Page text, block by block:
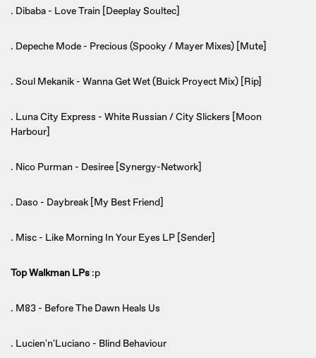
. Dibaba - Love Train [Deeplay Soultec]
. Depeche Mode - Precious (Spooky / Mayer Mixes) [Mute]
. Soul Mekanik - Wanna Get Wet (Buick Proyect Mix) [Rip]
. Luna City Express - White Russian / City Slickers [Moon
Harbour]
. Nico Purman - Desiree [Synergy-Network]
. Daso - Daybreak [My Best Friend]
. Misc - Like Morning In Your Eyes LP [Sender]
Top Walkman LPs :p
. M83 - Before The Dawn Heals Us
. Lucien'n'Luciano - Blind Behaviour